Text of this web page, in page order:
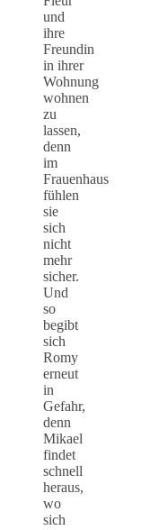
und
ihre
Freundin
in ihrer
Wohnung
wohnen
zu
lassen,
denn
im
Frauenhaus
fühlen
sie
sich
nicht
mehr
sicher.
Und
so
begibt
sich
Romy
erneut
in
Gefahr,
denn
Mikael
findet
schnell
heraus,
wo
sich